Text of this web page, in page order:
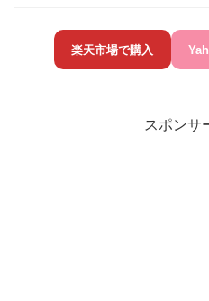
楽天市場で購入
スポンサ